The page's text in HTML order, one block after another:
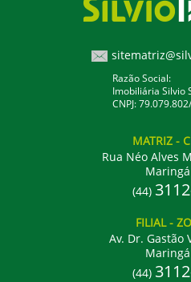
Razão Social:
Imobiliária Silvio
CNPJ:
MATRIZ -
Rua Néo Alves
Maringá
(44)
FILIAL-
Av. Dr. Gastão
Maringá
(44)